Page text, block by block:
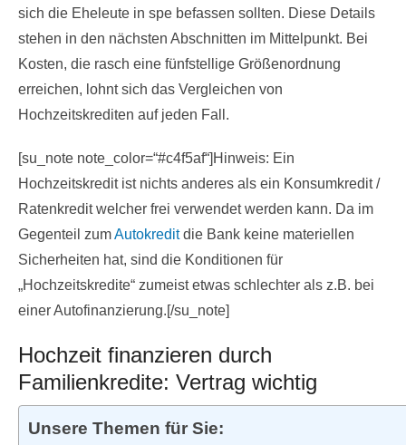
sich die Eheleute in spe befassen sollten. Diese Details
stehen in den nächsten Abschnitten im Mittelpunkt. Bei
Kosten, die rasch eine fünfstellige Größenordnung
erreichen, lohnt sich das Vergleichen von
Hochzeitskrediten auf jeden Fall.
[su_note note_color=“#c4f5af“]Hinweis: Ein
Hochzeitskredit ist nichts anderes als ein Konsumkredit /
Ratenkredit welcher frei verwendet werden kann. Da im
Gegenteil zumAutokreditdie Bank keine materiellen
Sicherheiten hat, sind die Konditionen für
„Hochzeitskredite“ zumeist etwas schlechter als z.B. bei
einer Autofinanzierung.[/su_note]
Hochzeit finanzieren durch
Familienkredite: Vertrag wichtig
Unsere Themen für Sie: